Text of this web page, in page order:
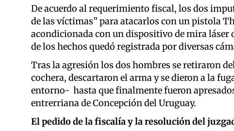
De acuerdo al requerimiento fiscal, los dos
de las víctimas” para atacarlos con un pistola
acondicionada con un dispositivo de mira láser
de los hechos quedó registrada por diversas
Tras la agresión los dos hombres se retiraron
cochera, descartaron el arma y se dieron a la
entorno- hasta que finalmente fueron
entrerriana de Concepción del Uruguay.
El pedido de la fiscalía y la resolución del